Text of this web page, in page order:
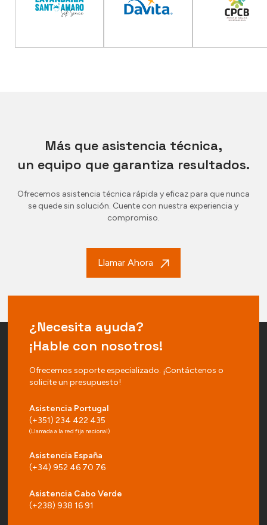
Más que asistencia técnica,
un equipo que garantiza resultados.
Ofrecemos asistencia técnica rápida y eficaz para que nunca
se quede sin solución. Cuente con nuestra experiencia y
compromiso.
Llamar Ahora
¿Necesita ayuda?
¡Hable con nosotros!
Ofrecemos soporte especializado. ¡Contáctenos o
solicite un presupuesto!
Asistencia Portugal
(+351) 234 422 435
(Llamada a la red fija nacional)
Asistencia España
(+34) 952 46 70 76
Asistencia Cabo Verde
(+238) 938 16 91